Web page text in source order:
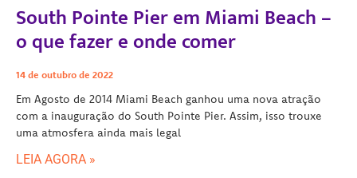
South Pointe Pier em Miami Beach –
o que fazer e onde comer
14 de outubro de 2022
Em Agosto de 2014 Miami Beach ganhou uma nova atração
com a inauguração do South Pointe Pier. Assim, isso trouxe
uma atmosfera ainda mais legal
LEIA AGORA »